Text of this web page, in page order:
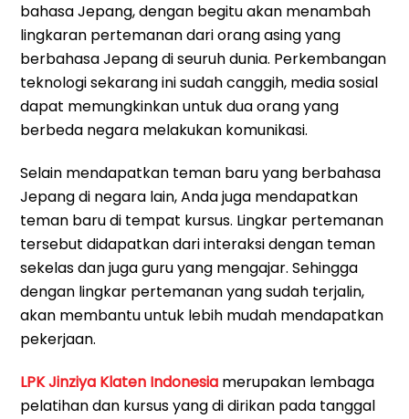
bahasa Jepang, dengan begitu akan menambah
lingkaran pertemanan dari orang asing yang
berbahasa Jepang di seuruh dunia. Perkembangan
teknologi sekarang ini sudah canggih, media sosial
dapat memungkinkan untuk dua orang yang
berbeda negara melakukan komunikasi.
Selain mendapatkan teman baru yang berbahasa
Jepang di negara lain, Anda juga mendapatkan
teman baru di tempat kursus. Lingkar pertemanan
tersebut didapatkan dari interaksi dengan teman
sekelas dan juga guru yang mengajar. Sehingga
dengan lingkar pertemanan yang sudah terjalin,
akan membantu untuk lebih mudah mendapatkan
pekerjaan.
LPK Jinziya Klaten Indonesia merupakan lembaga
pelatihan dan kursus yang di dirikan pada tanggal